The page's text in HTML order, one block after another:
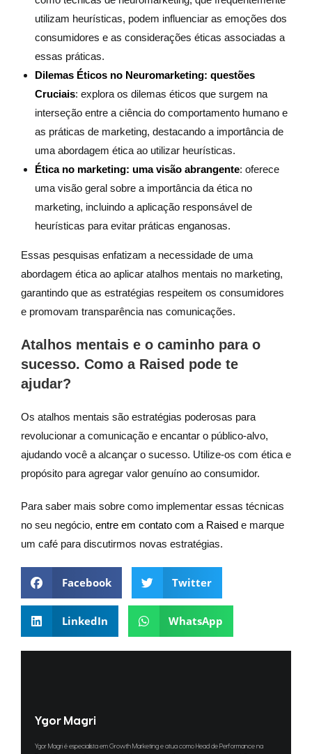
utilizam heurísticas, podem influenciar as emoções dos
consumidores e as considerações éticas associadas a
essas práticas.
Dilemas Éticos no Neuromarketing: questões
Cruciais: explora os dilemas éticos que surgem na
interseção entre a ciência do comportamento humano e
as práticas de marketing, destacando a importância de
uma abordagem ética ao utilizar heurísticas.
Ética no marketing: uma visão abrangente: oferece
uma visão geral sobre a importância da ética no
marketing, incluindo a aplicação responsável de
heurísticas para evitar práticas enganosas.
Essas pesquisas enfatizam a necessidade de uma
abordagem ética ao aplicar atalhos mentais no marketing,
garantindo que as estratégias respeitem os consumidores
e promovam transparência nas comunicações.
Atalhos mentais e o caminho para o
sucesso. Como a Raised pode te
ajudar?
Os atalhos mentais são estratégias poderosas para
revolucionar a comunicação e encantar o público-alvo,
ajudando você a alcançar o sucesso. Utilize-os com ética e
propósito para agregar valor genuíno ao consumidor.
Para saber mais sobre como implementar essas técnicas
no seu negócio, entre em contato com a Raised e marque
um café para discutirmos novas estratégias.
Facebook Twitter
LinkedIn WhatsApp
Ygor Magri
Ygor Magri é especialista em Growth Marketing e atua como Head de Performance na